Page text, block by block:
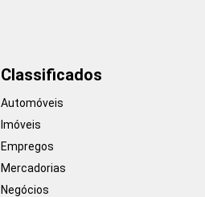
Classificados
Automóveis
Imóveis
Empregos
Mercadorias
Negócios